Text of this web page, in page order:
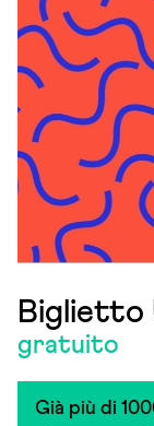
Biglietto
gratuito
Già più di